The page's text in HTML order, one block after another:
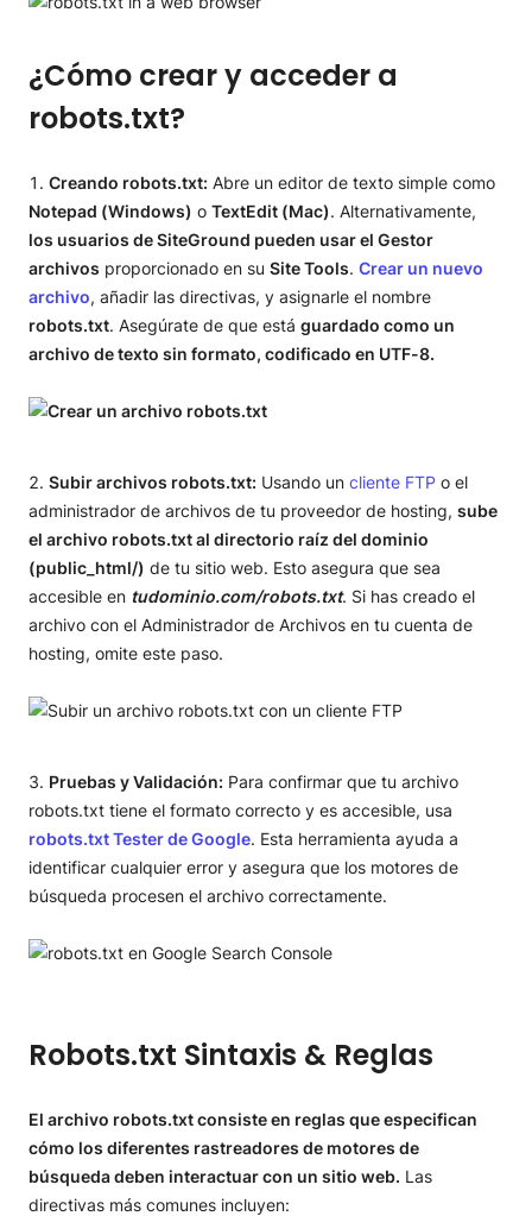
¿Cómo crear y acceder a
robots.txt?
Creando robots.txt: Abre un editor de texto simple como
Notepad (Windows) o TextEdit (Mac). Alternativamente,
los usuarios de SiteGround pueden usar el Gestor
archivos proporcionado en su Site Tools. Crear un nuevo
archivo, añadir las directivas, y asignarle el nombre
robots.txt. Asegúrate de que está guardado como un
archivo de texto sin formato, codificado en UTF-8.
Subir archivos robots.txt: Usando un cliente FTP o el
administrador de archivos de tu proveedor de hosting, sube
el archivo robots.txt al directorio raíz del dominio
(public_html/) de tu sitio web. Esto asegura que sea
accesible en tudominio.com/robots.txt. Si has creado el
archivo con el Administrador de Archivos en tu cuenta de
hosting, omite este paso.
Pruebas y Validación: Para confirmar que tu archivo
robots.txt tiene el formato correcto y es accesible, usa
robots.txt Tester de Google. Esta herramienta ayuda a
identificar cualquier error y asegura que los motores de
búsqueda procesen el archivo correctamente.
Robots.txt Sintaxis & Reglas
El archivo robots.txt consiste en reglas que especifican
cómo los diferentes rastreadores de motores de
búsqueda deben interactuar con un sitio web. Las
directivas más comunes incluyen: